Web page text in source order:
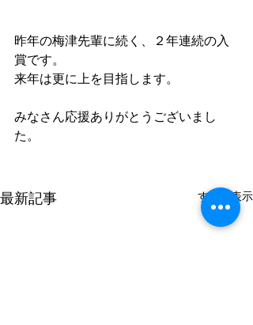
昨年の梅津先輩に続く、２年連続の入
賞です。
来年は更に上を目指します。
みなさん応援ありがとうございまし
た。
最新記事 すべて表示